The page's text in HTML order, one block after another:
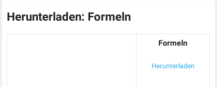
Herunterladen: Formeln
Formeln
Herunterladen